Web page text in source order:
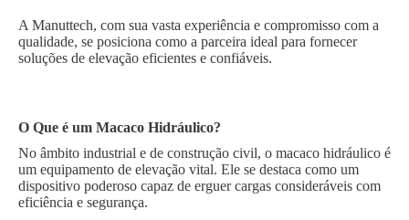
A Manuttech, com sua vasta experiência e compromisso com a
qualidade, se posiciona como a parceira ideal para fornecer
soluções de elevação eficientes e confiáveis.
O Que é um Macaco Hidráulico?
No âmbito industrial e de construção civil, o macaco hidráulico é
um equipamento de elevação vital. Ele se destaca como um
dispositivo poderoso capaz de erguer cargas consideráveis com
eficiência e segurança.